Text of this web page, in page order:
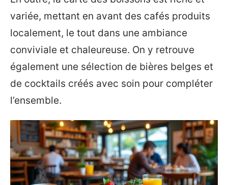
variée, mettant en avant des cafés produits
localement, le tout dans une ambiance
conviviale et chaleureuse. On y retrouve
également une sélection de bières belges et
de cocktails créés avec soin pour compléter
l’ensemble.